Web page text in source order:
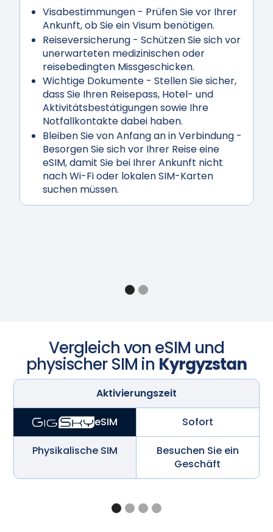
Visabestimmungen - Prüfen Sie vor Ihrer
Ankunft, ob Sie ein Visum benötigen.
Reiseversicherung - Schützen Sie sich vor
unerwarteten medizinischen oder
reisebedingten Missgeschicken.
Wichtige Dokumente - Stellen Sie sicher,
dass Sie Ihren Reisepass, Hotel- und
Aktivitätsbestätigungen sowie Ihre
Notfallkontakte dabei haben.
Bleiben Sie von Anfang an in Verbindung -
Besorgen Sie sich vor Ihrer Reise eine
eSIM, damit Sie bei Ihrer Ankunft nicht
nach Wi-Fi oder lokalen SIM-Karten
suchen müssen.
Vergleich von eSIM und
physischer SIM in Kyrgyzstan
Aktivierungszeit
eSIM Sofort
Physikalische SIM
Besuchen Sie ein
Geschäft